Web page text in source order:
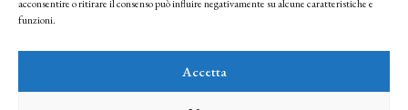
acconsentire o ritirare il consenso può influire negativamente su alcune caratteristiche e
funzioni.
Accetta
© 2025 Istituto Matteucci. All right reserved
l’autorizzazione scritta dei proprietari dei diritti e dell’Istituto Matteucci